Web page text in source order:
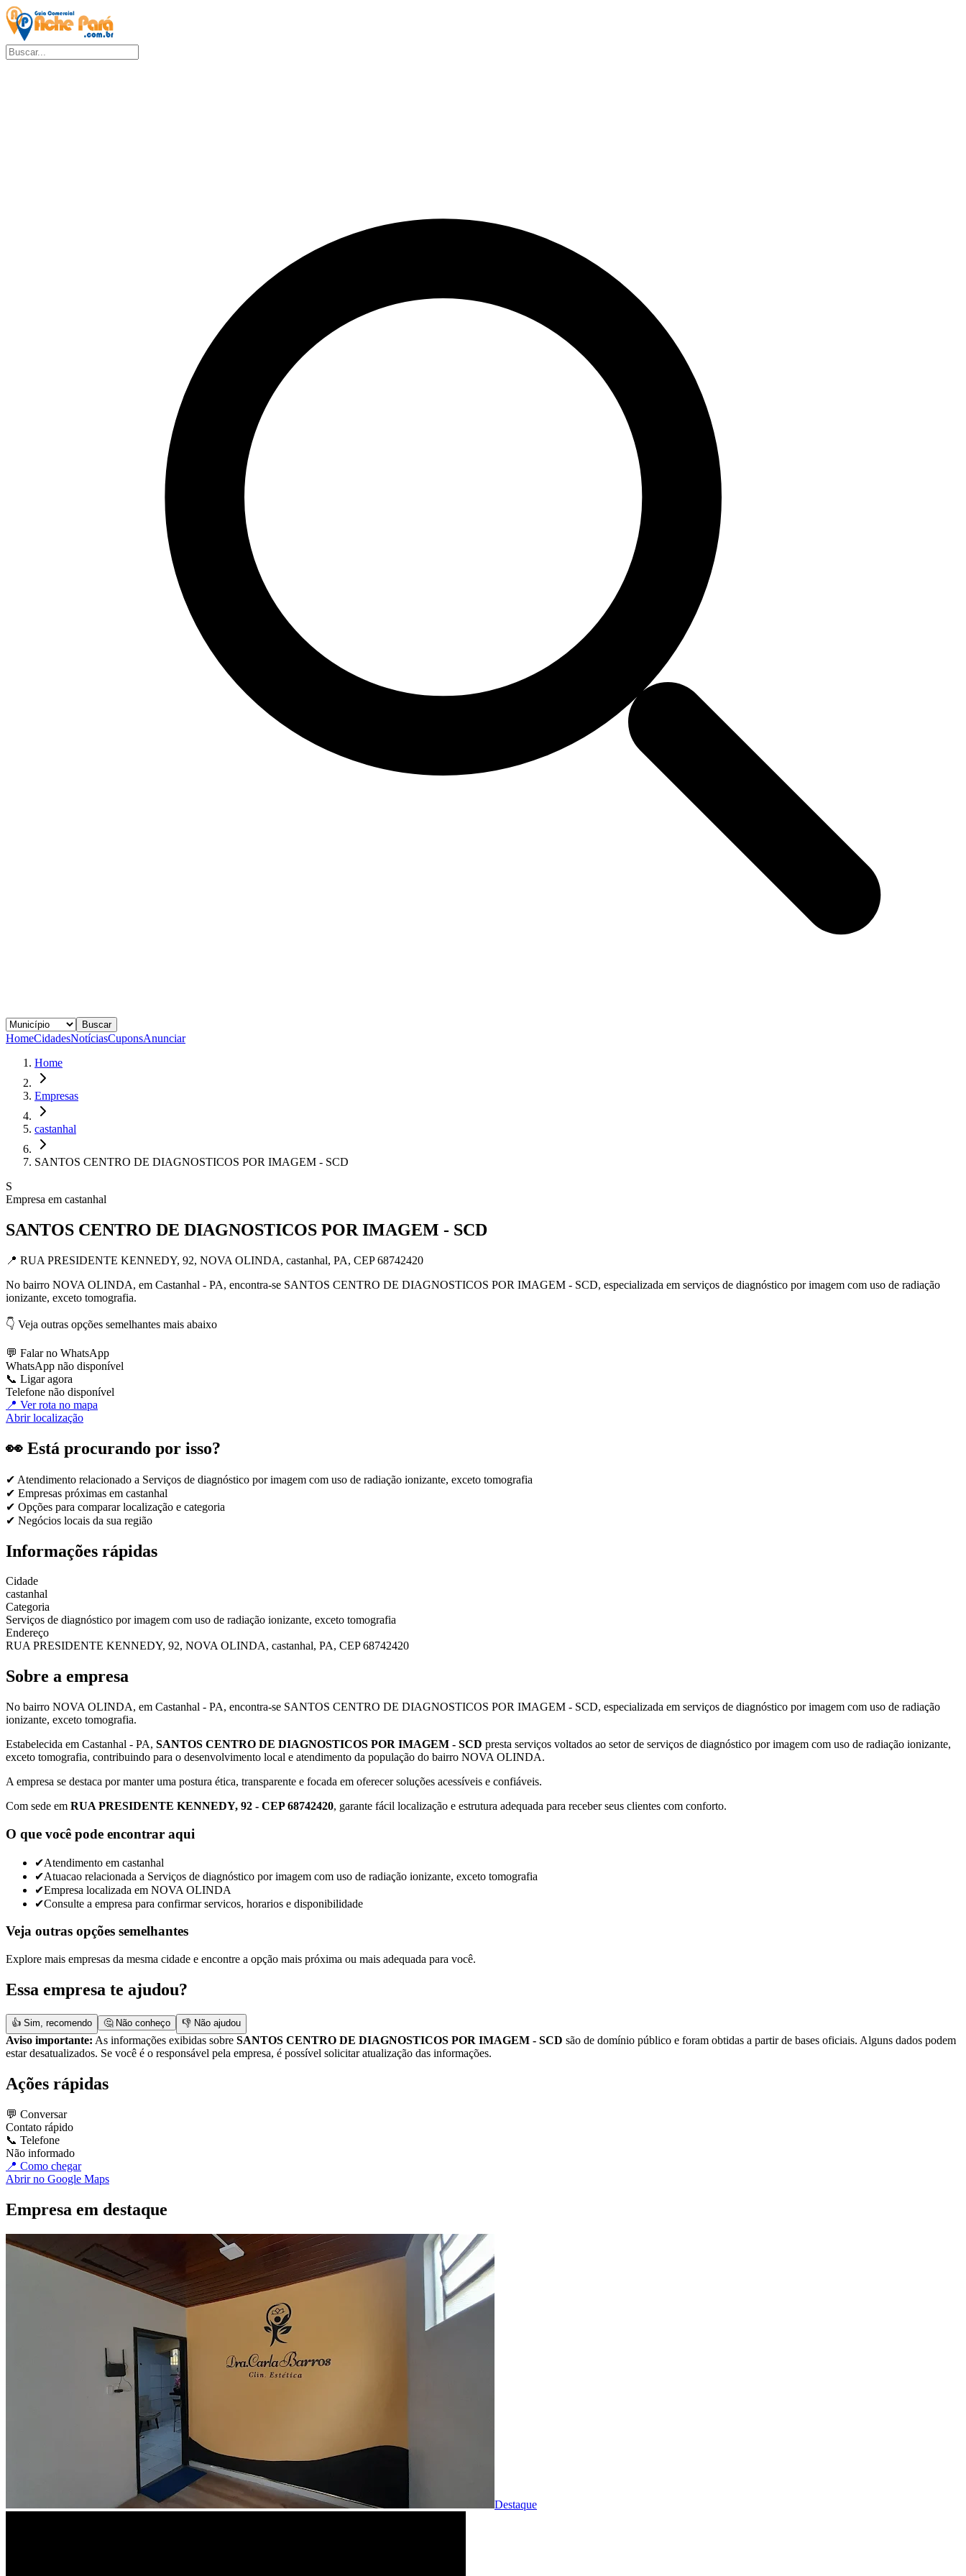
Buscar
HomeCidadesNotíciasCuponsAnunciar
Home
Empresas
castanhal
SANTOS CENTRO DE DIAGNOSTICOS POR IMAGEM - SCD
S
Empresa em castanhal
SANTOS CENTRO DE DIAGNOSTICOS POR IMAGEM - SCD
📍 RUA PRESIDENTE KENNEDY, 92, NOVA OLINDA, castanhal, PA, CEP 68742420
No bairro NOVA OLINDA, em Castanhal - PA, encontra-se SANTOS CENTRO DE DIAGNOSTICOS POR IMAGEM - SCD, especializada em serviços de diagnóstico por imagem com uso de radiação
ionizante, exceto tomografia.
👇 Veja outras opções semelhantes mais abaixo
💬 Falar no WhatsApp
WhatsApp não disponível
📞 Ligar agora
Telefone não disponível
📍 Ver rota no mapa
Abrir localização
👀 Está procurando por isso?
✔ Atendimento relacionado a Serviços de diagnóstico por imagem com uso de radiação ionizante, exceto tomografia
✔ Empresas próximas em castanhal
✔ Opções para comparar localização e categoria
✔ Negócios locais da sua região
Informações rápidas
Cidade
castanhal
Categoria
Serviços de diagnóstico por imagem com uso de radiação ionizante, exceto tomografia
Endereço
RUA PRESIDENTE KENNEDY, 92, NOVA OLINDA, castanhal, PA, CEP 68742420
Sobre a empresa
No bairro NOVA OLINDA, em Castanhal - PA, encontra-se SANTOS CENTRO DE DIAGNOSTICOS POR IMAGEM - SCD, especializada em serviços de diagnóstico por imagem com uso de radiação
ionizante, exceto tomografia.
Estabelecida em Castanhal - PA, SANTOS CENTRO DE DIAGNOSTICOS POR IMAGEM - SCD presta serviços voltados ao setor de serviços de diagnóstico por imagem com uso de radiação ionizante,
exceto tomografia, contribuindo para o desenvolvimento local e atendimento da população do bairro NOVA OLINDA.
A empresa se destaca por manter uma postura ética, transparente e focada em oferecer soluções acessíveis e confiáveis.
Com sede em RUA PRESIDENTE KENNEDY, 92 - CEP 68742420, garante fácil localização e estrutura adequada para receber seus clientes com conforto.
O que você pode encontrar aqui
✔Atendimento em castanhal
✔Atuacao relacionada a Serviços de diagnóstico por imagem com uso de radiação ionizante, exceto tomografia
✔Empresa localizada em NOVA OLINDA
✔Consulte a empresa para confirmar servicos, horarios e disponibilidade
Veja outras opções semelhantes
Explore mais empresas da mesma cidade e encontre a opção mais próxima ou mais adequada para você.
Essa empresa te ajudou?
👍 Sim, recomendo 🤔 Não conheço 👎 Não ajudou
Aviso importante: As informações exibidas sobre SANTOS CENTRO DE DIAGNOSTICOS POR IMAGEM - SCD são de domínio público e foram obtidas a partir de bases oficiais. Alguns dados podem
estar desatualizados. Se você é o responsável pela empresa, é possível solicitar atualização das informações.
Ações rápidas
💬 Conversar
Contato rápido
📞 Telefone
Não informado
📍 Como chegar
Abrir no Google Maps
Empresa em destaque
Destaque